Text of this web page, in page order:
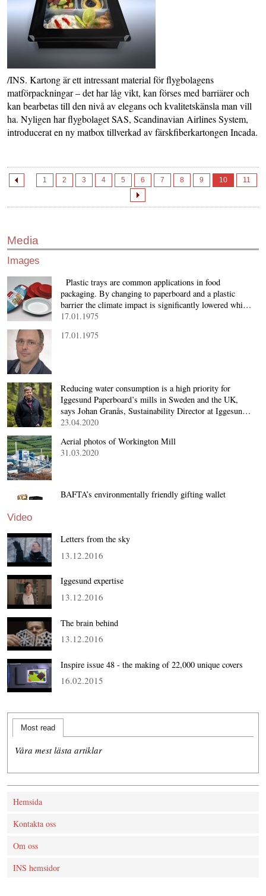
/INS. Kartong är ett intressant material för flygbolagens
matförpackningar – det har låg vikt, kan förses med barriärer och
kan bearbetas till den nivå av elegans och kvalitetskänsla man vill
ha. Nyligen har flygbolaget SAS, Scandinavian Airlines System,
introducerat en ny matbox tillverkad av färskfiberkartongen Incada.
1 2 3 4 5 6 7 8 9 10 11
Media
Images
Plastic trays are common applications in food
packaging. By changing to paperboard and a plastic
barrier the climate impact is significantly lowered whi…
17.01.1975
17.01.1975
Reducing water consumption is a high priority for
Iggesund Paperboard’s mills in Sweden and the UK,
says Johan Granås, Sustainability Director at Iggesun…
23.04.2020
Aerial photos of Workington Mill
31.03.2020
BAFTA’s environmentally friendly gifting wallet
Video
Letters from the sky
13.12.2016
Iggesund expertise
13.12.2016
The brain behind
13.12.2016
Inspire issue 48 - the making of 22,000 unique covers
16.02.2015
Most read
Våra mest lästa artiklar
Hemsida
Kontakta oss
Om oss
INS hemsidor